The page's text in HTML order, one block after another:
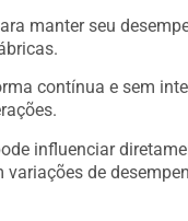
manter seu
contínua e sem
influenciar
de